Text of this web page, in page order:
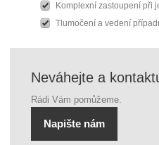
Komplexní zastoupení při
Tlumočení a vedení
Neváhejte a
Rádi Vám pomůžeme.
Napište nám